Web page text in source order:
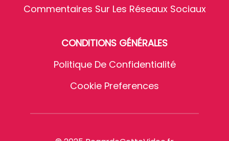
Commentaires Sur Les Réseaux Sociaux
CONDITIONS GÉNÉRALES
Politique De Confidentialité
Cookie Preferences